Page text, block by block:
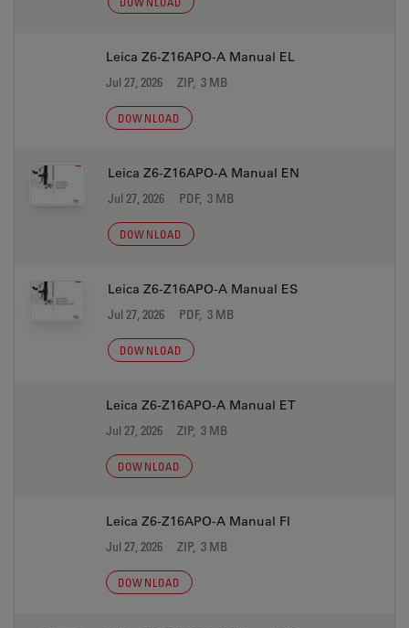
Leica Z6-Z16APO-A Manual EL
Jul 27, 2026 ZIP, 3 MB
DOWNLOAD
Leica Z6-Z16APO-A Manual EN
Jul 27, 2026 PDF, 3 MB
DOWNLOAD
Leica Z6-Z16APO-A Manual ES
Jul 27, 2026 PDF, 3 MB
DOWNLOAD
Leica Z6-Z16APO-A Manual ET
Jul 27, 2026 ZIP, 3 MB
DOWNLOAD
Leica Z6-Z16APO-A Manual FI
Jul 27, 2026 ZIP, 3 MB
DOWNLOAD